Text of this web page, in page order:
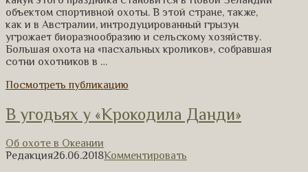
объектом спортивной охоты. В этой стране, также,
как и в Австралии, интродуцированный грызун
угрожает биоразнообразию и сельскому хозяйству.
Большая охота на «пасхальных кроликов», собравшая
сотни охотников в …
Посмотреть публикацию
В угодьях у «Крокодила Данди»
Об охоте в Океании
Редакция26.06.2018Комментировать